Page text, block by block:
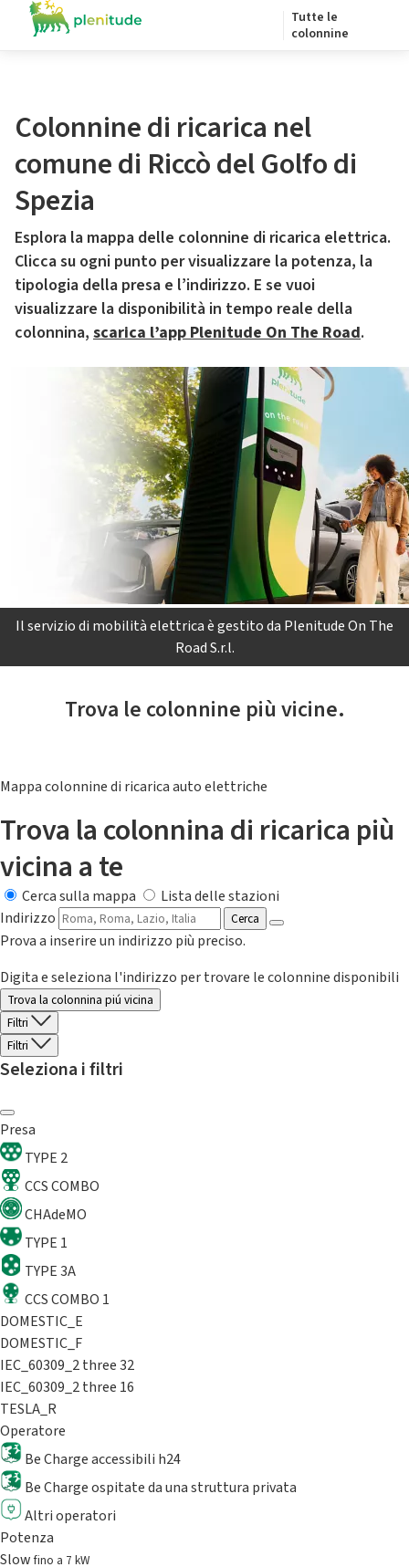
Tutte le
colonnine
Colonnine di ricarica nel
comune di Riccò del Golfo di
Spezia
Esplora la mappa delle colonnine di ricarica elettrica.
Clicca su ogni punto per visualizzare la potenza, la
tipologia della presa e l’indirizzo. E se vuoi
visualizzare la disponibilità in tempo reale della
colonnina, scarica l’app Plenitude On The Road.
Il servizio di mobilità elettrica è gestito da Plenitude On The
Road S.r.l.
Trova le colonnine più vicine.
Mappa colonnine di ricarica auto elettriche
Trova la colonnina di ricarica più
vicina a te
Cerca sulla mappa
Lista delle stazioni
Indirizzo
Cerca
Prova a inserire un indirizzo più preciso.
Digita e seleziona l'indirizzo per trovare le colonnine disponibili
Trova la colonnina piú vicina
Filtri
Filtri
Seleziona i filtri
Presa
TYPE 2
CCS COMBO
CHAdeMO
TYPE 1
TYPE 3A
CCS COMBO 1
DOMESTIC_E
DOMESTIC_F
IEC_60309_2 three 32
IEC_60309_2 three 16
TESLA_R
Operatore
Be Charge accessibili h24
Be Charge ospitate da una struttura privata
Altri operatori
Potenza
Slowfino a 7 kW